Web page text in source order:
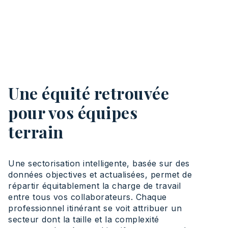
Une équité retrouvée
pour vos équipes
terrain
Une sectorisation intelligente, basée sur des
données objectives et actualisées, permet de
répartir équitablement la charge de travail
entre tous vos collaborateurs. Chaque
professionnel itinérant se voit attribuer un
secteur dont la taille et la complexité